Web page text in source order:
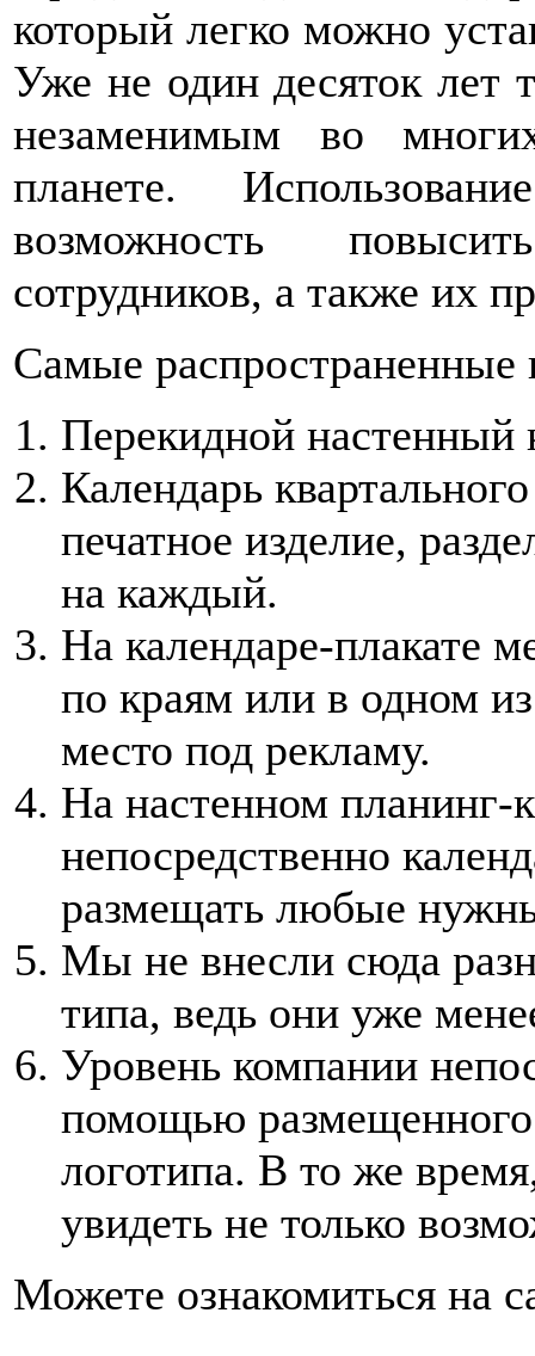
который легко можно
Уже не один десяток лет
незаменимым во
планете.
возможность
сотрудников, а также их
Самые распространенные
Перекидной настенный
Календарь
печатное изделие,
на каждый.
На календаре-плакате
по краям или в одном
место под рекламу.
На настенном планинг-
непосредственно
размещать любые
Мы не внесли сюда
типа, ведь они уже
Уровень компании
помощью размещенного
логотипа. В то же
увидеть не только
Можете ознакомиться на